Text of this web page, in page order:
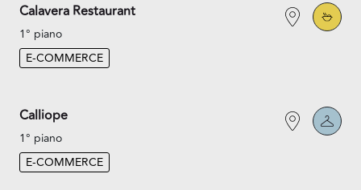
Calavera Restaurant
1° piano
E-COMMERCE
Calliope
1° piano
E-COMMERCE